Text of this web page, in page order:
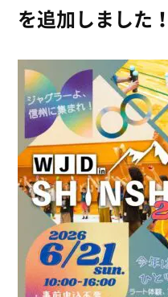
を追加しました！